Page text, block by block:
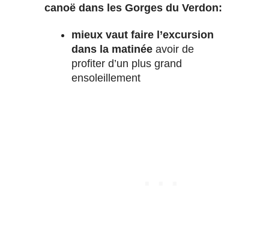
canoë dans les Gorges du Verdon:
mieux vaut faire l’excursion
dans la matinée avoir de
profiter d’un plus grand
ensoleillement